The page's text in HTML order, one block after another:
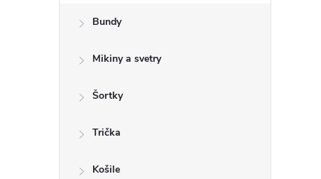
Bundy
Mikiny a svetry
Šortky
Trička
Košile